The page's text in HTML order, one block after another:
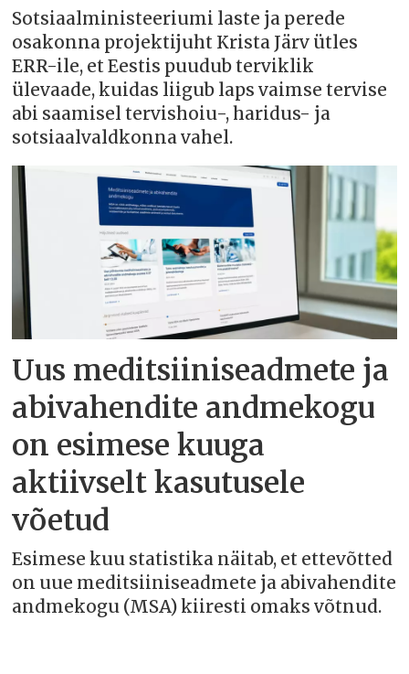
Sotsiaalministeeriumi laste ja perede
osakonna projektijuht Krista Järv ütles
ERR-ile, et Eestis puudub terviklik
ülevaade, kuidas liigub laps vaimse tervise
abi saamisel tervishoiu-, haridus- ja
sotsiaalvaldkonna vahel.
Uus meditsiiniseadmete ja
abivahendite andmekogu
on esimese kuuga
aktiivselt kasutusele
võetud
Esimese kuu statistika näitab, et ettevõtted
on uue meditsiiniseadmete ja abivahendite
andmekogu (MSA) kiiresti omaks võtnud.